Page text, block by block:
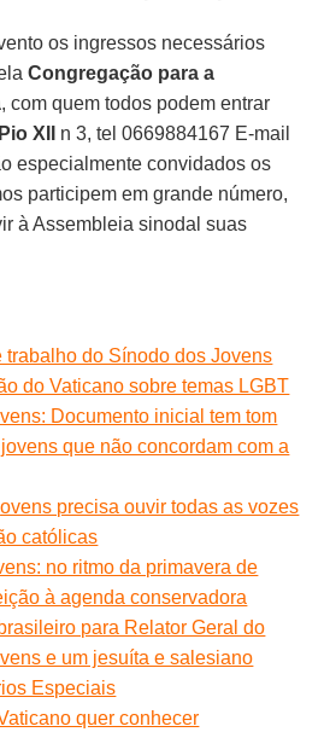
os ingressos necessários
Congregação para a
, com quem todos podem entrar
XII
n 3, tel 0669884167 E-mail
especialmente convidados os
participem em grande número,
à Assembleia sinodal suas
trabalho do Sínodo dos Jovens
do Vaticano sobre temas LGBT
Documento inicial tem tom
que não concordam com a
precisa ouvir todas as vozes
católicas
no ritmo da primavera de
à agenda conservadora
para Relator Geral do
e um jesuíta e salesiano
Especiais
quer conhecer